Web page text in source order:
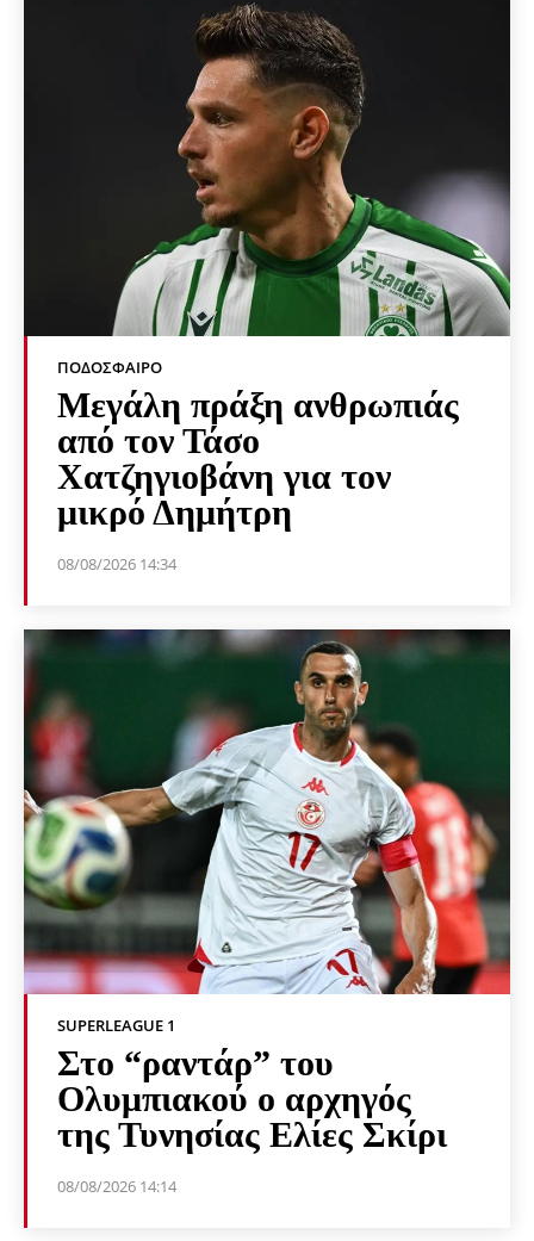
ΠΟΔΌΣΦΑΙΡΟ
Μεγάλη πράξη ανθρωπιάς
από τον Τάσο
Χατζηγιοβάνη για τον
μικρό Δημήτρη
08/08/2026 14:34
SUPERLEAGUE 1
Στο “ραντάρ” του
Ολυμπιακού ο αρχηγός
της Τυνησίας Ελίες Σκίρι
08/08/2026 14:14